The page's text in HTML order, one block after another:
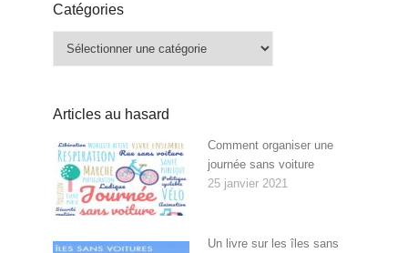
Catégories
Articles au hasard
Comment organiser une
journée sans voiture
25 janvier 2021
Un livre sur les îles sans